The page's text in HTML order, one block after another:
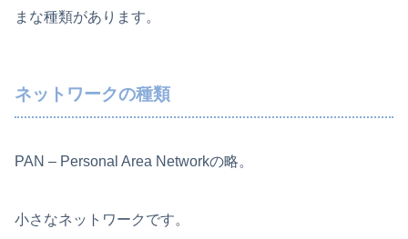
まな種類があります。
ネットワークの種類
PAN – Personal Area Networkの略。
小さなネットワークです。